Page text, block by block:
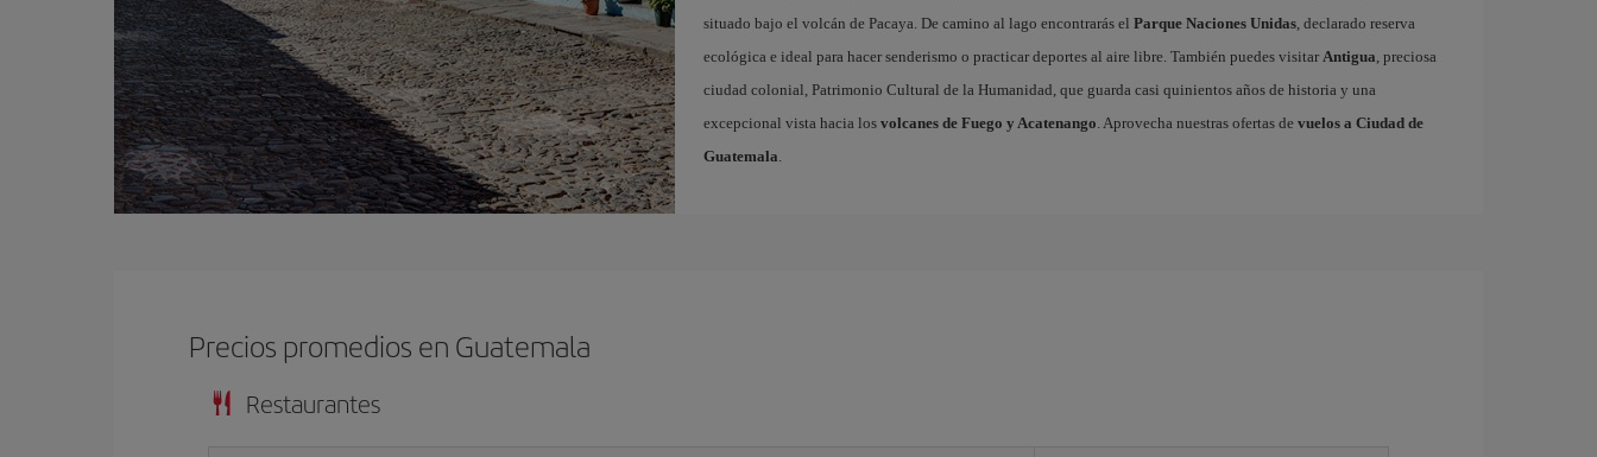
situado bajo el volcán de Pacaya. De camino al lago encontrarás el Parque Naciones Unidas, declarado reserva
ecológica e ideal para hacer senderismo o practicar deportes al aire libre. También puedes visitar Antigua , preciosa
ciudad colonial, Patrimonio Cultural de la Humanidad, que guarda casi quinientos años de historia y una
excepcional vista hacia los volcanes de Fuego y Acatenango . Aprovecha nuestras ofertas de vuelos a Ciudad de
Guatemala
Precios promedios en Guatemala
Restaurantes